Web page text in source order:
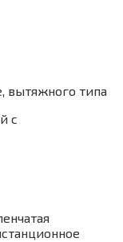
вытяжного типа
с